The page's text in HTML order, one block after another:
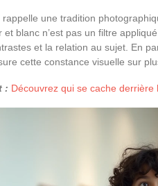
une tradition
et blanc n’est pas un filtre
et la relation au sujet. En
cette constance visuelle sur
: Découvrez qui se cache